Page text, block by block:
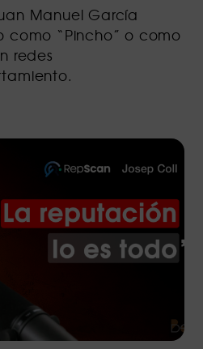
Manuel García
como “Pincho” o como
redes